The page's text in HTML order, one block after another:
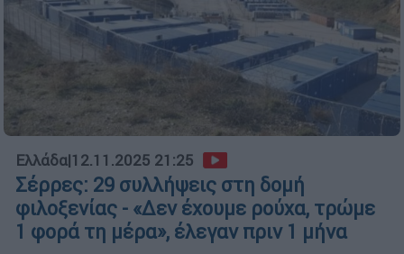
Ελλάδα|12.11.2025 21:25
Σέρρες: 29 συλλήψεις στη δομή
φιλοξενίας - «Δεν έχουμε ρούχα, τρώμε
1 φορά τη μέρα», έλεγαν πριν 1 μήνα